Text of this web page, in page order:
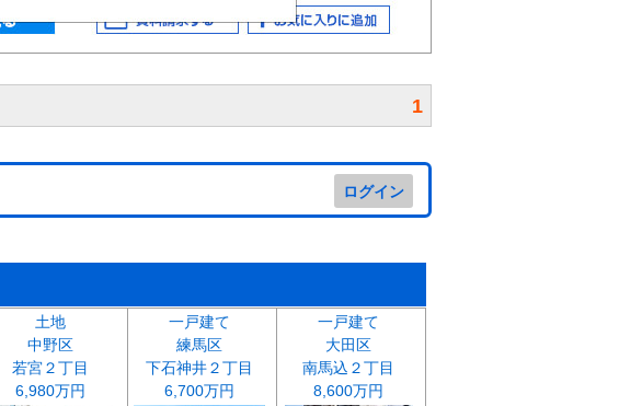
1
ログイン
土地
中野区
若宮２丁目
6,980万円
一戸建て
練馬区
下石神井２丁目
6,700万円
一戸建て
大田区
南馬込２丁目
8,600万円